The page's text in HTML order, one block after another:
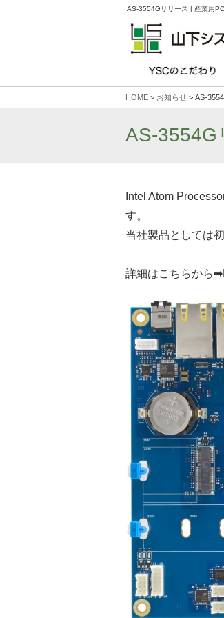
AS-3554Gリリース | 産業用
HOME > お知らせ > AS-
AS-3554G
Intel Atom
す。
当社製品としては
詳細はこちらから➡